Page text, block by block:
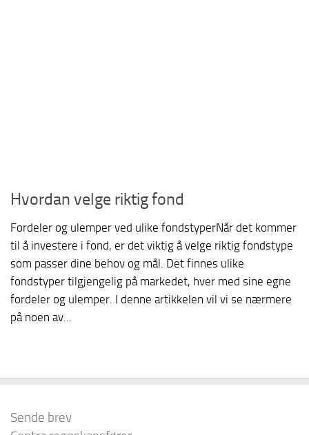
Hvordan velge riktig fond
Fordeler og ulemper ved ulike fondstyperNår det kommer
til å investere i fond, er det viktig å velge riktig fondstype
som passer dine behov og mål. Det finnes ulike
fondstyper tilgjengelig på markedet, hver med sine egne
fordeler og ulemper. I denne artikkelen vil vi se nærmere
på noen av...
Sende brev